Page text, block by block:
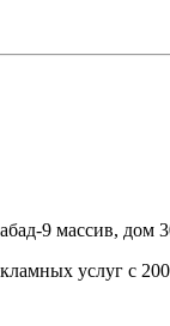
9 массив, дом
услуг с